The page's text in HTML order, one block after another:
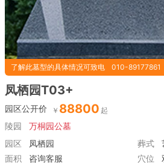
了解此墓型的具体情况可致电 010-89177861
凤栖园T03+
园区公开价 88800
陵园
万桐园公墓
园区
凤栖园 葬式
面积
咨询客服 穴位